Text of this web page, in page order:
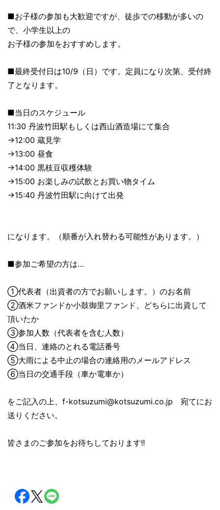
■お子様の参加も大歓迎ですが、徒歩での移動が多いの
で、小学生以上の
お子様の参加をおすすめします。
■最終受付日は10/9（日）です。定員になり次第、受付終
了と なります。
■当日のスケジュール
11:30 丹波竹田駅もしくは西山酒造場にて集合
→12:00 蔵見学
→13:00 昼食
→14:00 黒枝豆収穫体験
→15:00 お楽しみの試飲とお買い物タイム
→15:40 丹波竹田駅に向けて出発
になります。（順番が入れ替わる可能性があります。）
■参加ご希望の方は…
①代表者（出資者の方でお願いします。）のお名前
②酒米ファンドか小鼓御里ファンド、どちらに出資して
頂いたか
③参加人数（代表者を含む人数）
④当日、連絡のとれる電話番号
⑤大雨による中止の場合の連絡用のメールアドレス
⑥当日の交通手段（車か電車か）
をご記入の上、f-kotsuzumi@kotsuzumi.co.jp 宛てにお
送りください。
皆さまのご参加をお待ちしております!!